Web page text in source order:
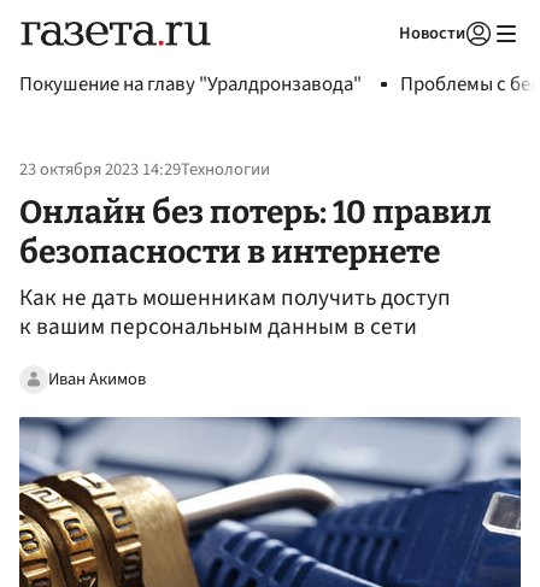
Новости
Покушение на главу "Уралдронзавода" Проблемы с
23 октября 2023 14:29Технологии
Онлайн без потерь: 10 правил
безопасности в интернете
Как не дать мошенникам получить доступ
к вашим персональным данным в сети
Иван Акимов